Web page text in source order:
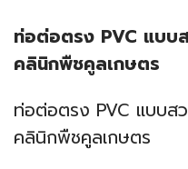
ท่อต่อตรง PVC แบบ
คลินิกพืชคูลเกษตร
ท่อต่อตรง PVC แบบส
คลินิกพืชคูลเกษตร